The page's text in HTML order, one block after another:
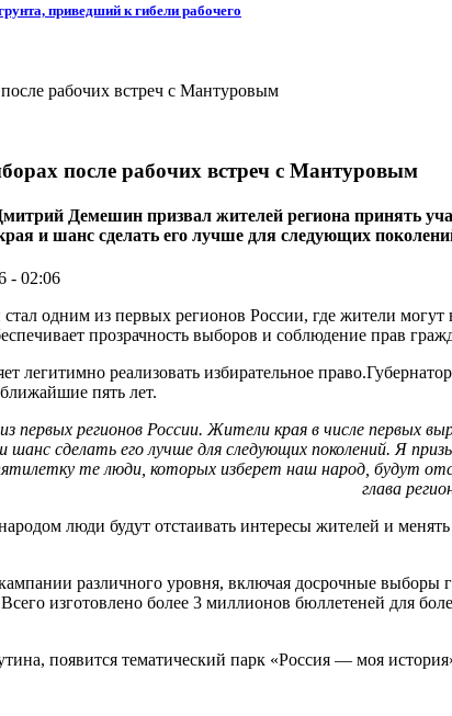
приведший к гибели рабочего
после рабочих встреч с Мантуровым
Демешин призвал жителей региона принять
и шанс сделать его лучше для следующих
- 02:06
одним из первых регионов России, где жители
прозрачность выборов и соблюдение прав
легитимно реализовать избирательное
пять лет.
первых регионов России. Жители края в числе
шанс сделать его лучше для следующих поколений. Я
те люди, которых изберет наш народ, будут
глава
люди будут отстаивать интересы жителей и
различного уровня, включая досрочные выборы
изготовлено более 3 миллионов бюллетеней для